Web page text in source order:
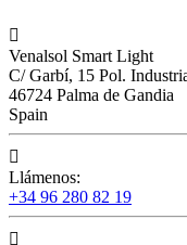

Venalsol Smart Light
C/ Garbí, 15 Pol.
46724 Palma de Gandia
Spain

Llámenos:
+34 96 280 82 19
